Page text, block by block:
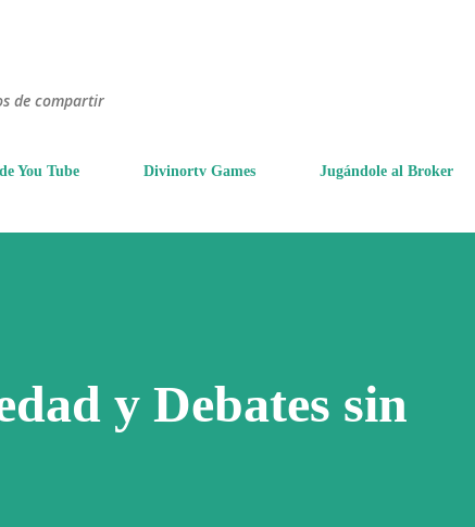
de compartir
You Tube Divinortv Games Jugándole al Broker
y Debates sin